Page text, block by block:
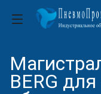
BERG